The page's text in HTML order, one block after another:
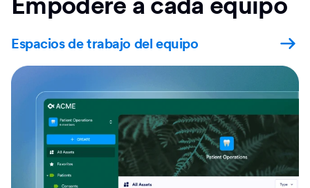
Espacios de trabajo del equipo